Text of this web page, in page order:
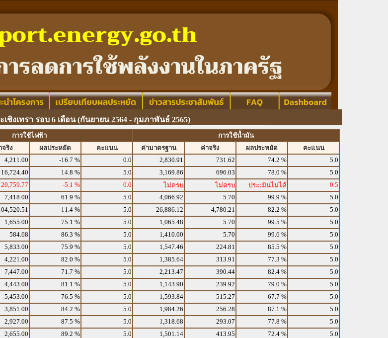
ชิงเทรา รอบ 6 เดือน (กันยายน 2564 - กุมภาพันธ์ 2565)
การใช้ไฟฟ้า
การใช้น้ำมัน
จริง ผลประหยัด คะแนน ค่ามาตรฐาน ค่าจริง ผลประหยัด
คะแนน
4,211.00 -16.7 % 0.0 2,830.91 731.62 74.2 %
5.0
16,724.40 14.8 % 5.0 3,169.86 696.03 78.0 %
5.0
20,759.77 -5.1 % 0.0 ไม่ครบ ไม่ครบ ประเมินไม่ได้
0.5
7,418.00 61.9 % 5.0 4,066.92 5.70 99.9 %
5.0
11.4 % 5.0 26,886.12 4,780.21 82.2 %
5.0
1,655.00 75.1 % 5.0 1,065.48 5.70 99.5 %
5.0
584.68 86.3 % 5.0 1,410.00 5.70 99.6 %
5.0
5,833.00 75.9 % 5.0 1,547.46 224.81 85.5 %
5.0
4,221.00 82.0 % 5.0 1,385.64 313.91 77.3 %
5.0
7,447.00 71.7 % 5.0 2,213.47 390.44 82.4 %
5.0
4,443.00 81.1 % 5.0 1,143.90 239.92 79.0 %
5.0
5,453.00 76.5 % 5.0 1,593.84 515.27 67.7 %
5.0
3,851.00 84.2 % 5.0 1,984.26 256.28 87.1 %
5.0
2,927.00 87.5 % 5.0 1,318.68 293.07 77.8 %
5.0
2,655.00 89.2 % 5.0 1,501.14 413.95 72.4 %
5.0